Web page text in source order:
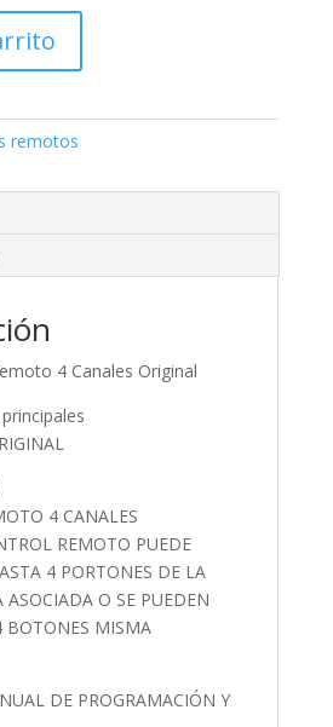
remotos
4 Canales Original
4 CANALES
REMOTO PUEDE
4 PORTONES DE LA
O SE PUEDEN
BOTONES MISMA
DE PROGRAMACIÓN Y